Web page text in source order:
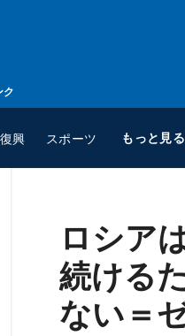
ク
興 スポーツ もっと見
ロシア
続ける
ない＝